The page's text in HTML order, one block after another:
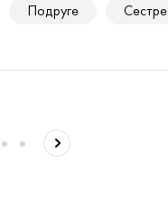
Подруге Сестре